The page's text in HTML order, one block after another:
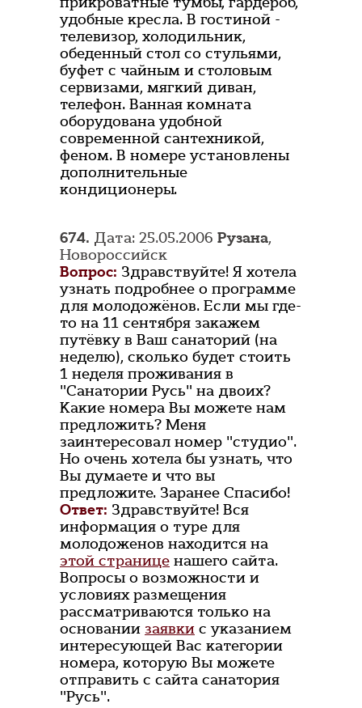
удобные кресла. В гостиной -
телевизор, холодильник,
обеденный стол со стульями,
буфет с чайным и столовым
сервизами, мягкий диван,
телефон. Ванная комната
оборудована удобной
современной сантехникой,
феном. В номере установлены
дополнительные
кондиционеры.
674. Дата: 25.05.2006 Рузана,
Новороссийск
Вопрос: Здравствуйте! Я хотела
узнать подробнее о программе
для молодожёнов. Если мы где-
то на 11 сентября закажем
путёвку в Ваш санаторий (на
неделю), сколько будет стоить
1 неделя проживания в
"Санатории Русь" на двоих?
Какие номера Вы можете нам
предложить? Меня
заинтересовал номер "студио".
Но очень хотела бы узнать, что
Вы думаете и что вы
предложите. Заранее Спасибо!
Ответ: Здравствуйте! Вся
информация о туре для
молодоженов находится на
этой странице нашего сайта.
Вопросы о возможности и
условиях размещения
рассматриваются только на
основании заявки с указанием
интересующей Вас категории
номера, которую Вы можете
отправить с сайта санатория
"Русь".